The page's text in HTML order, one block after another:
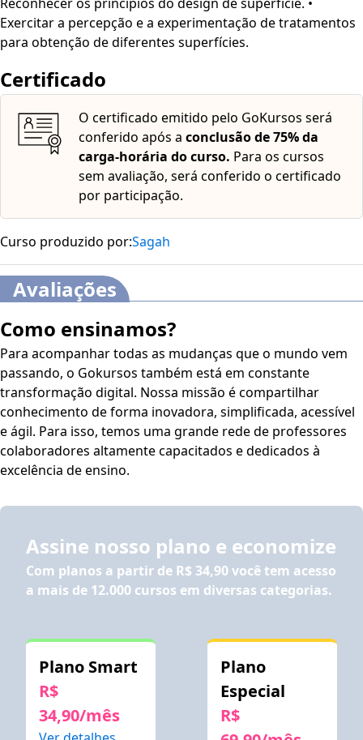
Exercitar a percepção e a experimentação de tratamentos
para obtenção de diferentes superfícies.
Certificado
O certificado emitido pelo GoKursos será
conferido após a conclusão de 75% da
carga-horária do curso. Para os cursos
sem avaliação, será conferido o certificado
por participação.
Curso produzido por:Sagah
Avaliações
Como ensinamos?
Para acompanhar todas as mudanças que o mundo vem
passando, o Gokursos também está em constante
transformação digital. Nossa missão é compartilhar
conhecimento de forma inovadora, simplificada, acessível
e ágil. Para isso, temos uma grande rede de professores
colaboradores altamente capacitados e dedicados à
excelência de ensino.
Assine nosso plano e economize
Com planos a partir de R$ 34,90você tem acesso
a mais de 12.000 cursos em diversas categorias.
Plano Smart
R$
34,90/mês
Plano
Especial
R$